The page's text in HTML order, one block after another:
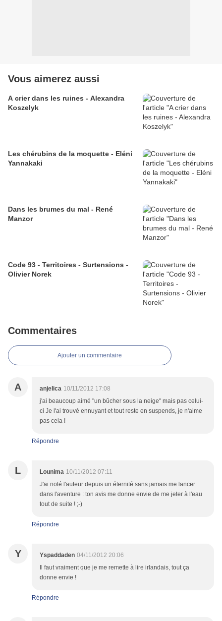
Vous aimerez aussi
A crier dans les ruines - Alexandra
Koszelyk
Les chérubins de la moquette - Eléni
Yannakaki
Dans les brumes du mal - René
Manzor
Code 93 - Territoires - Surtensions -
Olivier Norek
Commentaires
Ajouter un commentaire
A anjelica 10/11/2012 17:08
j'ai beaucoup aimé "un bûcher sous la neige" mais pas celui-
ci Je l'ai trouvé ennuyant et tout reste en suspends, je n'aime
pas cela !
Répondre
L Lounima 10/11/2012 07:11
J'ai noté l'auteur depuis un éternité sans jamais me lancer
dans l'aventure : ton avis me donne envie de me jeter à l'eau
tout de suite ! ;-)
Répondre
Y Yspaddaden 04/11/2012 20:06
Il faut vraiment que je me remette à lire irlandais, tout ça
donne envie !
Répondre